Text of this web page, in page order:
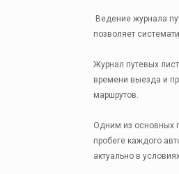
Ведение журнала
позволяет
Журнал путевых
времени выезда и
маршрутов.
Одним из основных
пробеге каждого
актуально в